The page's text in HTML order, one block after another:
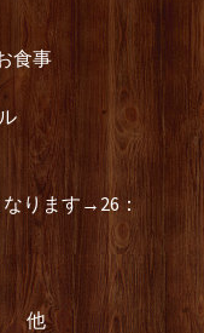
食事
ります→26：
他